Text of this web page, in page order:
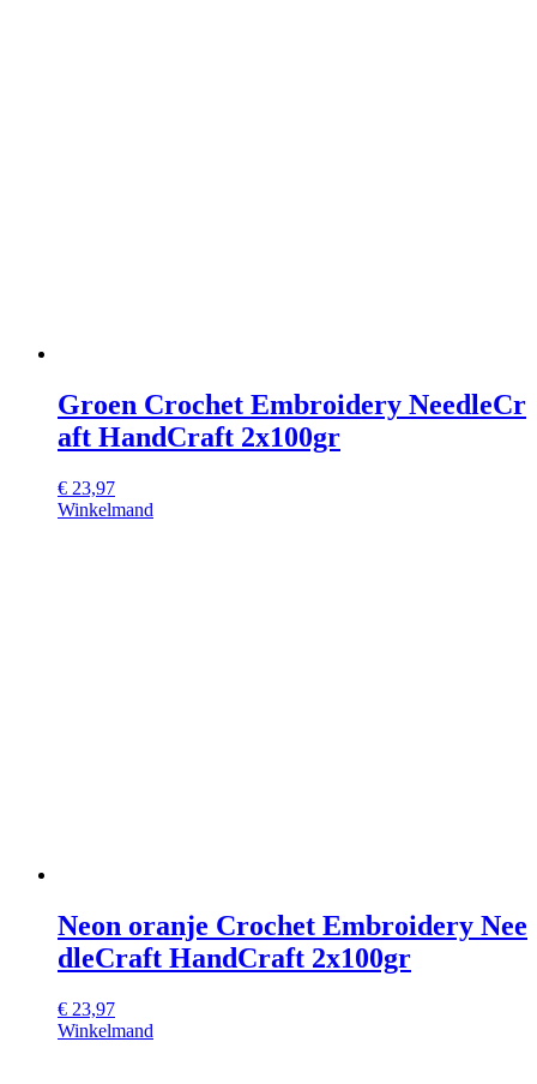
Groen Crochet Embroidery NeedleCr
aft HandCraft 2x100gr
€ 23,97
Winkelmand
Neon oranje Crochet Embroidery Nee
dleCraft HandCraft 2x100gr
€ 23,97
Winkelmand